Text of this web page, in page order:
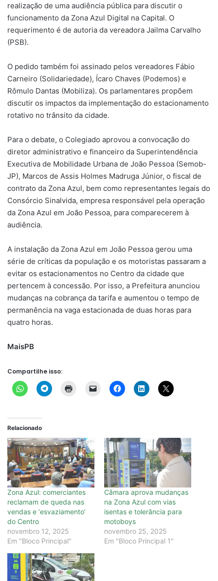
realização de uma audiência pública para discutir o
funcionamento da Zona Azul Digital na Capital. O
requerimento é de autoria da vereadora Jailma Carvalho
(PSB).
O pedido também foi assinado pelos vereadores Fábio
Carneiro (Solidariedade), Ícaro Chaves (Podemos) e
Rômulo Dantas (Mobiliza). Os parlamentares propõem
discutir os impactos da implementação do estacionamento
rotativo no trânsito da cidade.
Para o debate, o Colegiado aprovou a convocação do
diretor administrativo e financeiro da Superintendência
Executiva de Mobilidade Urbana de João Pessoa (Semob-
JP), Marcos de Assis Holmes Madruga Júnior, o fiscal de
contrato da Zona Azul, bem como representantes legais do
Consórcio Sinalvida, empresa responsável pela operação
da Zona Azul em João Pessoa, para comparecerem à
audiência.
A instalação da Zona Azul em João Pessoa gerou uma
série de críticas da população e os motoristas passaram a
evitar os estacionamentos no Centro da cidade que
pertencem à concessão. Por isso, a Prefeitura anunciou
mudanças na cobrança da tarifa e aumentou o tempo de
permanência na vaga estacionada de duas horas para
quatro horas.
MaisPB
Compartilhe isso:
Relacionado
Zona Azul: comerciantes
reclamam de queda nas
vendas e ‘esvaziamento’
do Centro
novembro 12, 2025
Em "Bloco Principal"
Câmara aprova mudanças
na Zona Azul com vias
isentas e tolerância para
motoboys
novembro 25, 2025
Em "Bloco Principal 1"